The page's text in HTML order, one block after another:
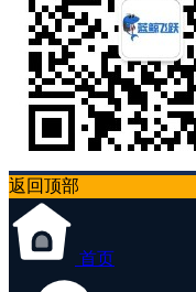
返回顶部
首页